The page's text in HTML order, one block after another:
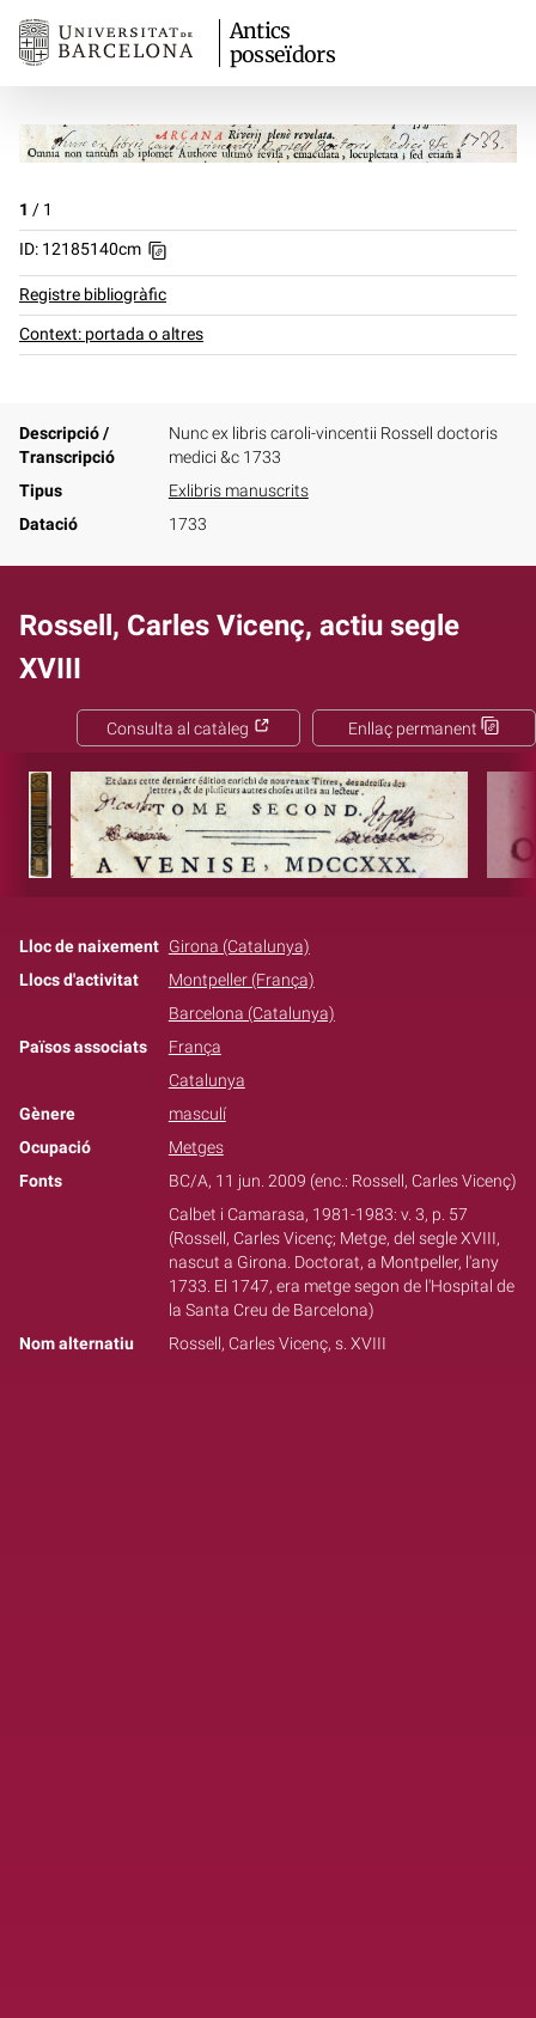
Antics
posseïdors
1 / 1
ID: 12185140cm
Registre bibliogràfic
Context: portada o altres
Descripció /
Transcripció
Nunc ex libris caroli-vincentii Rossell doctoris
medici &c 1733
Tipus
Exlibris manuscrits
Datació
1733
Rossell, Carles Vicenç, actiu segle
XVIII
Enllaç permanent
Consulta al catàleg
Lloc de naixement Girona (Catalunya)
Llocs d'activitat
Montpeller (França)
Barcelona (Catalunya)
Països associats
França
Catalunya
Gènere
masculí
Ocupació
Metges
Fonts
BC/A, 11 jun. 2009 (enc.: Rossell, Carles Vicenç)
Calbet i Camarasa, 1981-1983: v. 3, p. 57
(Rossell, Carles Vicenç; Metge, del segle XVIII,
nascut a Girona. Doctorat, a Montpeller, l'any
1733. El 1747, era metge segon de l'Hospital de
la Santa Creu de Barcelona)
Nom alternatiu
Rossell, Carles Vicenç, s. XVIII